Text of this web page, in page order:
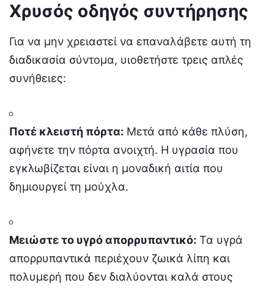
Χρυσός οδηγός συντήρησης
Για να μην χρειαστεί να επαναλάβετε αυτή τη
διαδικασία σύντομα, υιοθετήστε τρεις απλές
συνήθειες:
Ποτέ κλειστή πόρτα: Μετά από κάθε πλύση,
αφήνετε την πόρτα ανοιχτή. Η υγρασία που
εγκλωβίζεται είναι η μοναδική αιτία που
δημιουργεί τη μούχλα.
Μειώστε το υγρό απορρυπαντικό: Τα υγρά
απορρυπαντικά περιέχουν ζωικά λίπη και
πολυμερή που δεν διαλύονται καλά στους